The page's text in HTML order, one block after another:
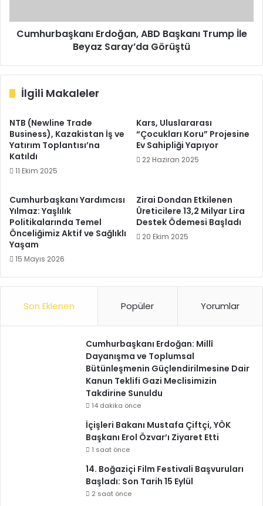
Görüştü
Cumhurbaşkanı Erdoğan, ABD Başkanı Trump İle
Beyaz Saray’da Görüştü
İlgili Makaleler
NTB (Newline Trade
Business), Kazakistan İş ve
Yatırım Toplantısı’na
Katıldı
11 Ekim 2025
Kars, Uluslararası
“Çocukları Koru” Projesine
Ev Sahipliği Yapıyor
22 Haziran 2025
Cumhurbaşkanı Yardımcısı
Yılmaz: Yaşlılık
Politikalarında Temel
Önceliğimiz Aktif ve Sağlıklı
Yaşam
15 Mayıs 2026
Zirai Dondan Etkilenen
Üreticilere 13,2 Milyar Lira
Destek Ödemesi Başladı
20 Ekim 2025
Son Eklenen Popüler Yorumlar
Cumhurbaşkanı Erdoğan: Millî
Dayanışma ve Toplumsal
Bütünleşmenin Güçlendirilmesine Dair
Kanun Teklifi Gazi Meclisimizin
Takdirine Sunuldu
14 dakika önce
İçişleri Bakanı Mustafa Çiftçi, YÖK
Başkanı Erol Özvar’ı Ziyaret Etti
1 saat önce
14. Boğaziçi Film Festivali Başvuruları
Başladı: Son Tarih 15 Eylül
2 saat önce